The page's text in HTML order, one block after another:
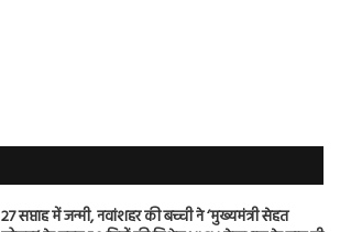
27 सप्ताह में जन्मी, नवांशहर की बच्ची ने ‘मुख्यमंत्री सेहत